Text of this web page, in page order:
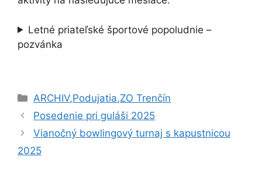
Letné priateľské športové popoludnie –
pozvánka
Kategórie
ARCHIV,Podujatia,ZO Trenčín
Posedenie pri guláši 2025
Vianočný bowlingový turnaj s kapustnicou
2025